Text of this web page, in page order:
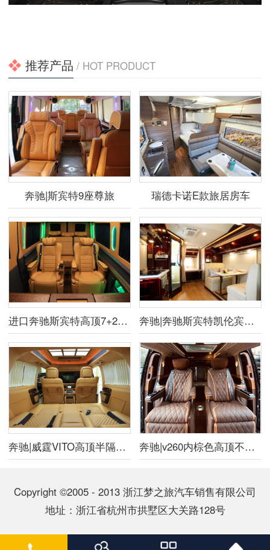
推荐产品 / HOT PRODUCT
奔驰|斯宾特9座尊旅 瑞德卡诺E款旅居房车
进口奔驰斯宾特高顶7+2新版商务房车 奔驰|奔驰斯宾特凯伦宾威自行式旅居房车
奔驰|威霆VITO高顶半隔断皇色内饰商务房车 奔驰|v260内棕色高顶不隔断
Copyright ©2005 - 2013 浙江梦之旅汽车销售有限公司
地址：浙江省杭州市拱墅区大关路128号